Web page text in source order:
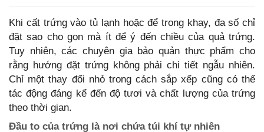
Khi cất trứng vào tủ lạnh hoặc để trong khay, đa số chỉ
đặt sao cho gọn mà ít để ý đến chiều của quả trứng.
Tuy nhiên, các chuyên gia bảo quản thực phẩm cho
rằng hướng đặt trứng không phải chi tiết ngẫu nhiên.
Chỉ một thay đổi nhỏ trong cách sắp xếp cũng có thể
tác động đáng kể đến độ tươi và chất lượng của trứng
theo thời gian.
Đầu to của trứng là nơi chứa túi khí tự nhiên